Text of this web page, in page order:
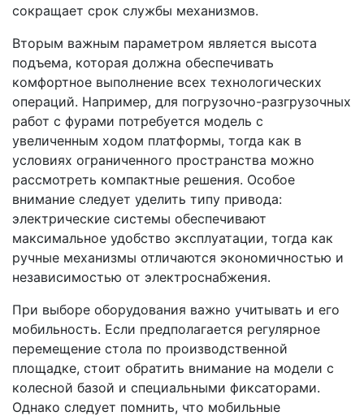
сокращает срок службы механизмов.
Вторым важным параметром является высота
подъема, которая должна обеспечивать
комфортное выполнение всех технологических
операций. Например, для погрузочно-разгрузочных
работ с фурами потребуется модель с
увеличенным ходом платформы, тогда как в
условиях ограниченного пространства можно
рассмотреть компактные решения. Особое
внимание следует уделить типу привода:
электрические системы обеспечивают
максимальное удобство эксплуатации, тогда как
ручные механизмы отличаются экономичностью и
независимостью от электроснабжения.
При выборе оборудования важно учитывать и его
мобильность. Если предполагается регулярное
перемещение стола по производственной
площадке, стоит обратить внимание на модели с
колесной базой и специальными фиксаторами.
Однако следует помнить, что мобильные